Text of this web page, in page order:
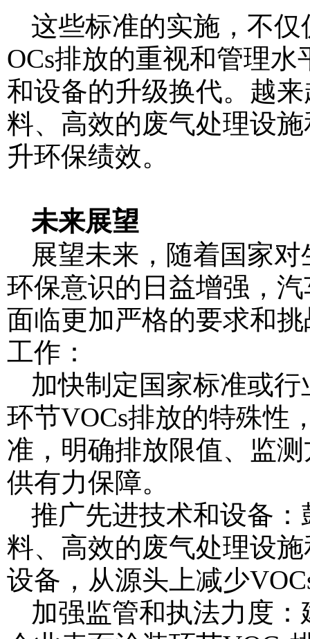
这些标准的实施，不
OCs排放的重视和管理
和设备的升级换代。越
料、高效的废气处理设
升环保绩效。
未来展望
展望未来，随着国家
环保意识的日益增强，
面临更加严格的要求和
工作：
加快制定国家标准或
环节VOCs排放的特殊性
准，明确排放限值、监
供有力保障。
推广先进技术和设备
料、高效的废气处理设
设备，从源头上减少
加强监管和执法力度